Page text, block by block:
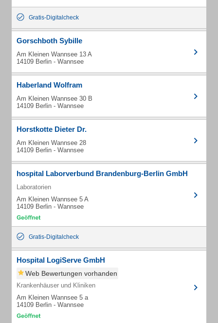
Gratis-Digitalcheck
Gorschboth Sybille
Am Kleinen Wannsee 13 A
14109 Berlin - Wannsee
Haberland Wolfram
Am Kleinen Wannsee 30 B
14109 Berlin - Wannsee
Horstkotte Dieter Dr.
Am Kleinen Wannsee 28
14109 Berlin - Wannsee
hospital Laborverbund Brandenburg-Berlin GmbH
Laboratorien
Am Kleinen Wannsee 5 A
14109 Berlin - Wannsee
Gratis-Digitalcheck
Hospital LogiServe GmbH
Web Bewertungen vorhanden
Krankenhäuser und Kliniken
Am Kleinen Wannsee 5 a
14109 Berlin - Wannsee